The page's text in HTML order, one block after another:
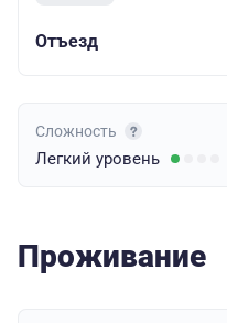
Отъезд
Сложность
Легкий уровень
Проживание